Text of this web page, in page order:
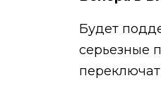
Будет
серьезные